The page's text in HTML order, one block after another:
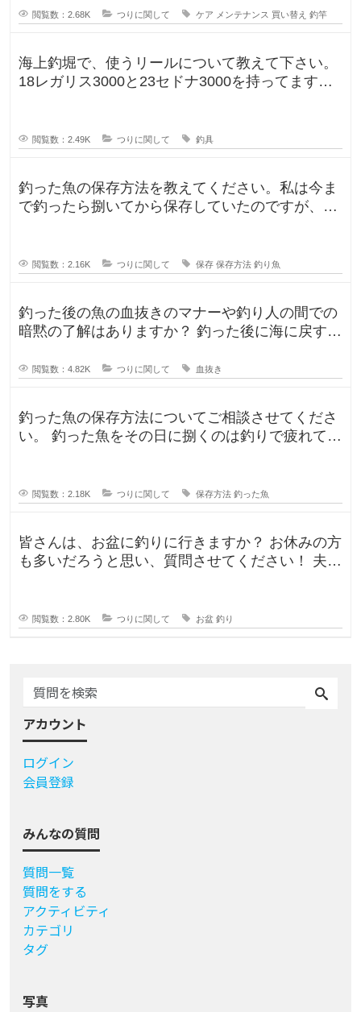
閲覧数：2.68K つりに関して ケア メンテナンス 買い替え 釣竿
海上釣堀で、使うリールについて教えて下さい。
18レガリス3000と23セドナ3000を持ってます。
閲覧数：2.49K つりに関して 釣具
釣った魚の保存方法を教えてください。私は今ま
で釣ったら捌いてから保存していたのですが、人
閲覧数：2.16K つりに関して 保存 保存方法 釣り魚
釣った後の魚の血抜きのマナーや釣り人の間での
暗黙の了解はありますか？ 釣った後に海に戻す
閲覧数：4.82K つりに関して 血抜き
釣った魚の保存方法についてご相談させてくださ
い。 釣った魚をその日に捌くのは釣りで疲れてい
閲覧数：2.18K つりに関して 保存方法 釣った魚
皆さんは、お盆に釣りに行きますか？ お休みの方
も多いだろうと思い、質問させてください！ 夫曰
閲覧数：2.80K つりに関して お盆 釣り
アカウント
ログイン
会員登録
みんなの質問
質問一覧
質問をする
アクティビティ
カテゴリ
タグ
写真